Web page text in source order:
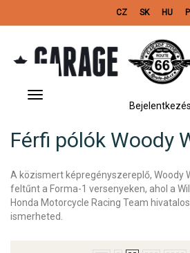
CZ SK HU
Bejelentkezés
Toggle
Férfi pólók Woody
A közismert képregényszereplő, Woody
feltűnt a Forma-1 versenyeken, ahol a
Honda Motorcycle Racing Team
ismerheted.